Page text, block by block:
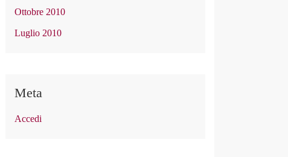
Ottobre 2010
Luglio 2010
Meta
Accedi